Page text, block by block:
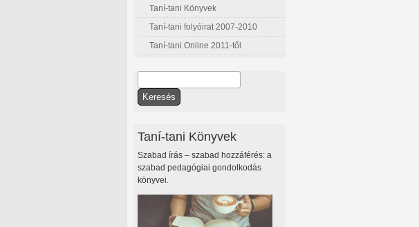
Taní-tani Könyvek
Taní-tani folyóirat 2007-2010
Taní-tani Online 2011-től
Keresés űrlap
Taní-tani Könyvek
Szabad írás – szabad hozzáférés: a
szabad pedagógiai gondolkodás
könyvei.